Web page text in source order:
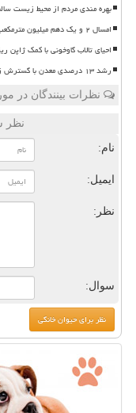
بهره مندی مردم از محیط زیست
امسال ۲ و یک دهم میلیون مترمکعب آب وارد تالاب گاوخونی شد
احیای تالاب گاوخونی با کمک ژاپن
رشد ۱۳ درصدی معدن با گسترش زیرساخت های دیجیتال ۳ معدن هوشمند می شوند
نظرات بینندگان در
نظر
نام:
ایمیل:
نظر:
سوال: